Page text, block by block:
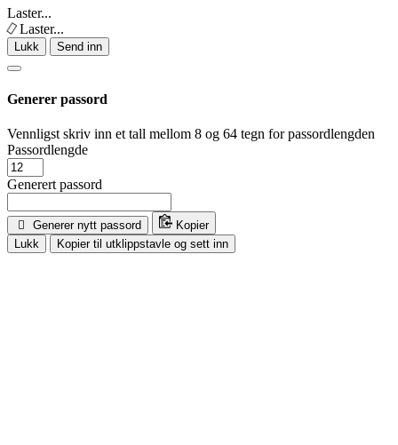
Laster...
Laster...
Lukk Send inn
Generer passord
Vennligst skriv inn et tall mellom 8 og 64 tegn for passordlengden
Passordlengde
Generert passord
Generer nytt passord
Kopier
Lukk
Kopier til utklippstavle og sett inn